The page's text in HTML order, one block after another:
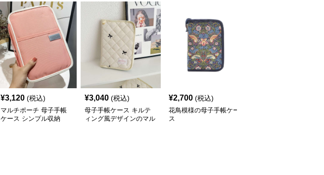
¥3,120 (税込)
マルチポーチ 母子手帳
ケース シンプル収納
¥3,040 (税込)
母子手帳ケース キルテ
ィング風デザインのマル
¥2,700 (税込)
花鳥模様の母子手帳ケー
ス